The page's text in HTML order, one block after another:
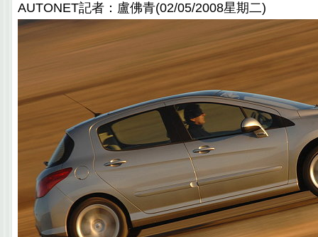
AUTONET記者：盧佛青(02/05/2008星期二)